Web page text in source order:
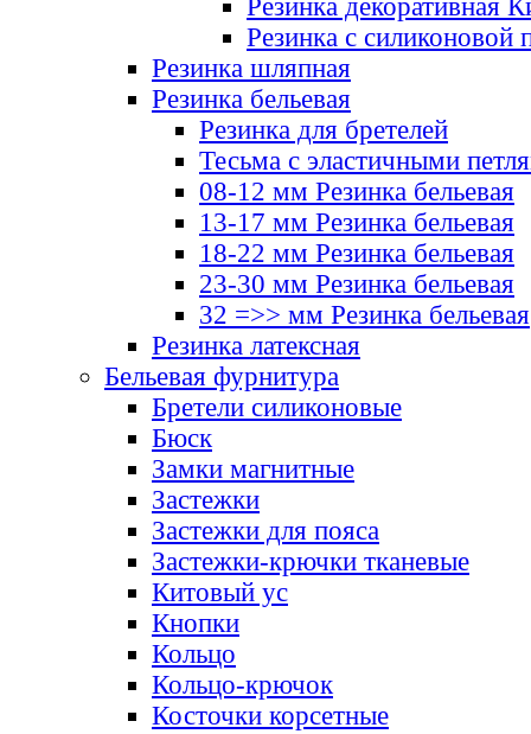
Резинка декоративная
Резинка с силиконовой
Резинка шляпная
Резинка бельевая
Резинка для бретелей
Тесьма с эластичными
08-12 мм Резинка бельевая
13-17 мм Резинка бельевая
18-22 мм Резинка бельевая
23-30 мм Резинка бельевая
32 =>> мм Резинка бельевая
Резинка латексная
Бельевая фурнитура
Бретели силиконовые
Бюск
Замки магнитные
Застежки
Застежки для пояса
Застежки-крючки тканевые
Китовый ус
Кнопки
Кольцо
Кольцо-крючок
Косточки корсетные